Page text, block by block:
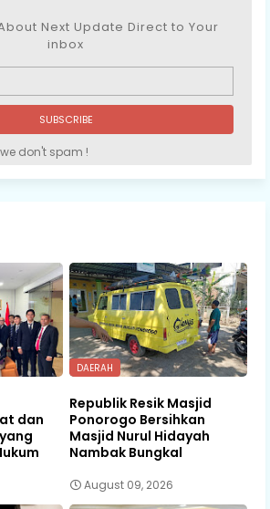
Next Update Direct to Your
inbox
don't spam !
dan
DAERAH
Republik Resik Masjid
Ponorogo Bersihkan
Masjid Nurul Hidayah
Nambak Bungkal
August 09, 2026